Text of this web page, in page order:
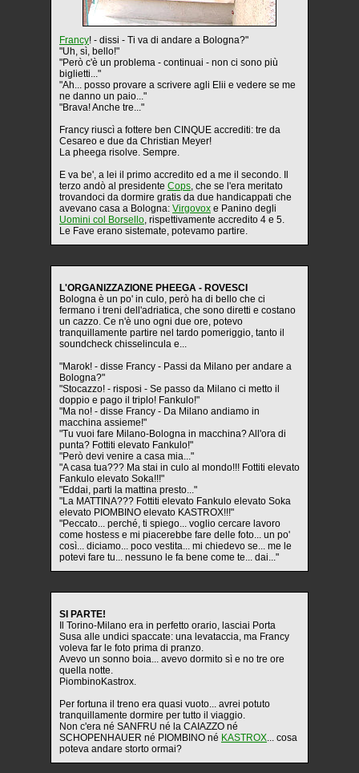
Francy! - dissi - Ti va di andare a Bologna?"
"Uh, sì, bello!"
"Però c'è un problema - continuai - non ci sono più
biglietti..."
"Ah... posso provare a scrivere agli Elii e vedere se me
ne danno un paio..."
"Brava! Anche tre..."
Francy riuscì a fottere ben CINQUE accrediti: tre da
Cesareo e due da Christian Meyer!
La pheega risolve. Sempre.
E va be', a lei il primo accredito ed a me il secondo. Il
terzo andò al presidente Cops , che se l'era meritato
trovandoci da dormire gratis da due handicappati che
avevano casa a Bologna: Virgovox e Panino degli
Uomini col Borsello , rispettivamente accredito 4 e 5.
Le Fave erano sistemate, potevamo partire.
L'ORGANIZZAZIONE PHEEGA - ROVESCI
Bologna è un po' in culo, però ha di bello che ci
fermano i treni dell'adriatica, che sono diretti e costano
un cazzo. Ce n'è uno ogni due ore, potevo
tranquillamente partire nel tardo pomeriggio, tanto il
soundcheck chisselincula e...
"Marok! - disse Francy - Passi da Milano per andare a
Bologna?"
"Stocazzo! - risposi - Se passo da Milano ci metto il
doppio e pago il triplo! Fankulo!"
"Ma no! - disse Francy - Da Milano andiamo in
macchina assieme!"
"Tu vuoi fare Milano-Bologna in macchina? All'ora di
punta? Fottiti elevato Fankulo!"
"Però devi venire a casa mia..."
"A casa tua??? Ma stai in culo al mondo!!! Fottiti elevato
Fankulo elevato Soka!!!"
"Eddai, parti la mattina presto..."
"La MATTINA??? Fottiti elevato Fankulo elevato Soka
elevato PIOMBINO elevato KASTROX!!!"
"Peccato... perché, ti spiego... voglio cercare lavoro
come hostess e mi piacerebbe fare delle foto... un po'
così... diciamo... poco vestita... mi chiedevo se... me le
potevi fare tu... nessuno le fa bene come te... dai..."
SI PARTE!
Il Torino-Milano era in perfetto orario, lasciai Porta
Susa alle undici spaccate: una levataccia, ma Francy
voleva far le foto prima di pranzo.
Avevo un sonno boia... avevo dormito sì e no tre ore
quella notte.
PiombinoKastrox.
Per fortuna il treno era quasi vuoto... avrei potuto
tranquillamente dormire per tutto il viaggio.
Non c'era né SANFRU né la CAIAZZO né
SCHOPENHAUER né PIOMBINO né KASTROX ... cosa
poteva andare storto ormai?